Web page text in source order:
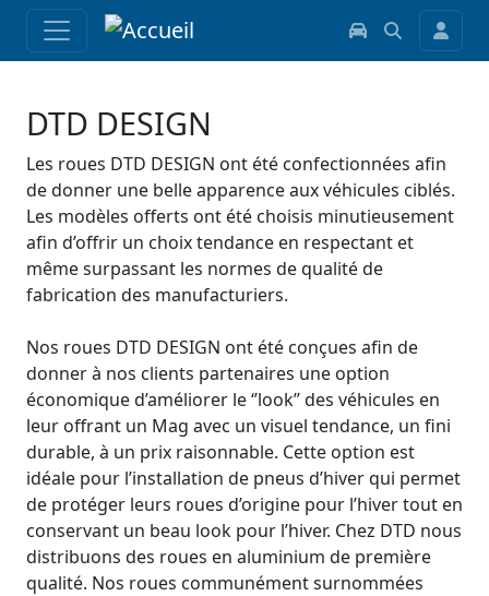
DTD DESIGN
Les roues DTD DESIGN ont été confectionnées afin
de donner une belle apparence aux véhicules ciblés.
Les modèles offerts ont été choisis minutieusement
afin d’offrir un choix tendance en respectant et
même surpassant les normes de qualité de
fabrication des manufacturiers.
Nos roues DTD DESIGN ont été conçues afin de
donner à nos clients partenaires une option
économique d’améliorer le ‘’look’’ des véhicules en
leur offrant un Mag avec un visuel tendance, un fini
durable, à un prix raisonnable. Cette option est
idéale pour l’installation de pneus d’hiver qui permet
de protéger leurs roues d’origine pour l’hiver tout en
conservant un beau look pour l’hiver. Chez DTD nous
distribuons des roues en aluminium de première
qualité. Nos roues communément surnommées